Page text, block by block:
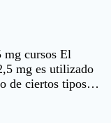
cursos El
mg es utilizado
de ciertos tipos…